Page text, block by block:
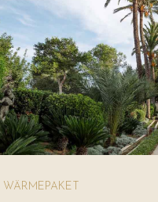
WÄRMEPAKET